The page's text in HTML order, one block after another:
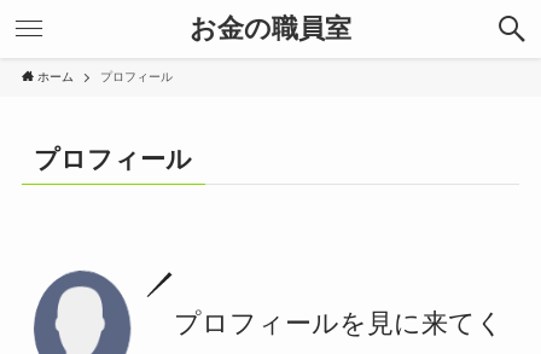
お金の職員室
ホーム プロフィール
プロフィール
プロフィールを見に来てく